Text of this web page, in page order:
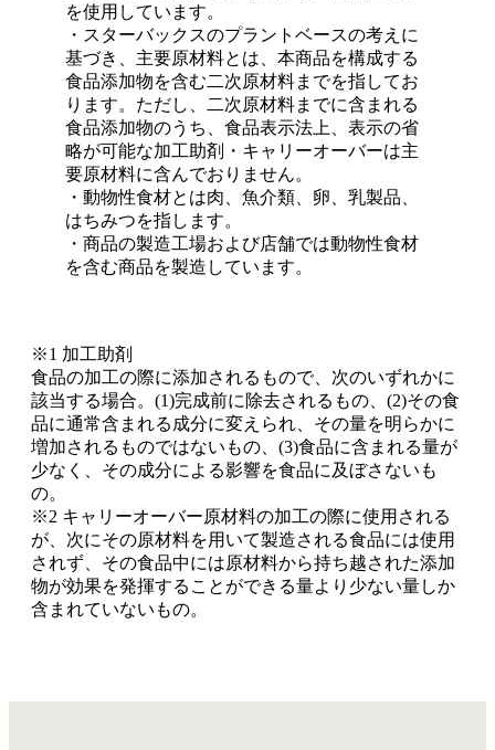
を使用しています。
・スターバックスのプラントベースの考えに
基づき、主要原材料とは、本商品を構成する
食品添加物を含む二次原材料までを指してお
ります。ただし、二次原材料までに含まれる
食品添加物のうち、食品表示法上、表示の省
略が可能な加工助剤・キャリーオーバーは主
要原材料に含んでおりません。
・動物性食材とは肉、魚介類、卵、乳製品、
はちみつを指します。
・商品の製造工場および店舗では動物性食材
を含む商品を製造しています。
※1 加工助剤
食品の加工の際に添加されるもので、次のいずれかに
該当する場合。(1)完成前に除去されるもの、(2)その食
品に通常含まれる成分に変えられ、その量を明らかに
増加されるものではないもの、(3)食品に含まれる量が
少なく、その成分による影響を食品に及ぼさないも
の。
※2 キャリーオーバー原材料の加工の際に使用される
が、次にその原材料を用いて製造される食品には使用
されず、その食品中には原材料から持ち越された添加
物が効果を発揮することができる量より少ない量しか
含まれていないもの。